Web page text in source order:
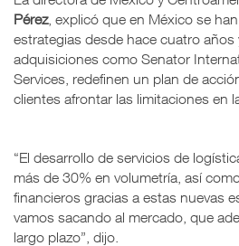
Pérez, explicó que en México se
estrategias desde hace cuatro
adquisiciones como Senator
Services, redefinen un plan de
clientes afrontar las limitaciones en
“El desarrollo de servicios de
más de 30% en volumetría, así
financieros gracias a estas nuevas
vamos sacando al mercado, que
largo plazo”, dijo.